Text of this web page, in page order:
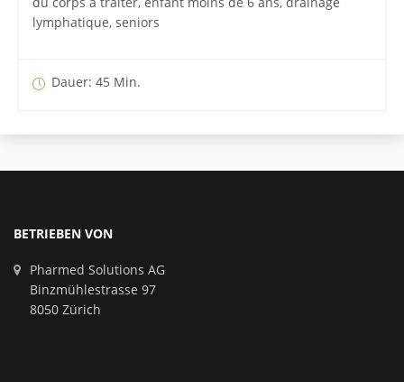
lymphatique, seniors
Dauer: 45 Min.
BETRIEBEN VON
Pharmed Solutions AG
Binzmühlestrasse 97
8050 Zürich